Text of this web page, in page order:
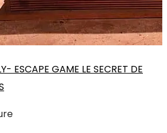
ESCAPE GAME LE SECRET DE